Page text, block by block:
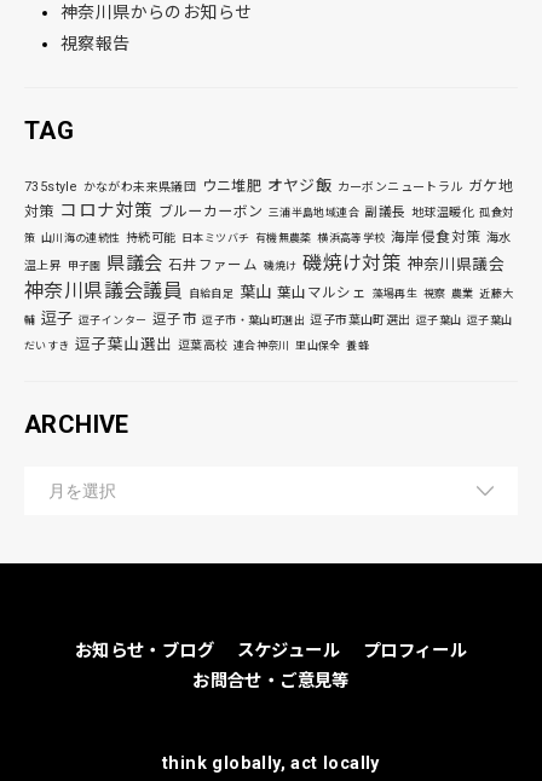
神奈川県からのお知らせ
視察報告
TAG
735style かながわ未来県議団 ウニ堆肥 オヤジ飯 カーボンニュートラル ガケ地
対策 コロナ対策 ブルーカーボン 三浦半島地域連合 副議長 地球温暖化 孤食対
策 山川海の連続性 持続可能 日本ミツバチ 有機無農薬 横浜高等学校 海岸侵食対策 海水
温上昇 甲子園 県議会 石井ファーム 磯焼け 磯焼け対策 神奈川県議会
神奈川県議会議員 自給自足 葉山 葉山マルシェ 藻場再生 視察 農業 近藤大
輔 逗子 逗子インター 逗子市 逗子市・葉山町選出 逗子市葉山町選出 逗子葉山 逗子葉山
だいすき 逗子葉山選出 逗葉高校 連合神奈川 里山保全 養蜂
ARCHIVE
お知らせ・ブログ スケジュール
プロフィール
お問合せ・ご意見等
think globally, act locally